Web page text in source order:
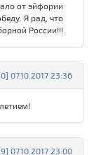
от эйфории
Я рад, что
России!!!
07.10.2017 23:36
07.10.2017 23:00